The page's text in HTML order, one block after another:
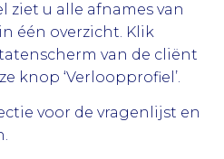
ziet u alle afnames van
één overzicht. Klik
van de cliënt
knop ‘Verloopprofiel’.
voor de vragenlijst en